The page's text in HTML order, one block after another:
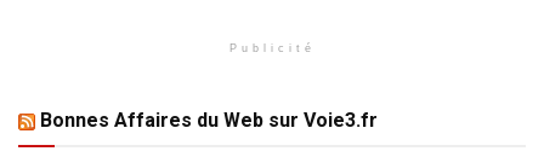
Publicité
Bonnes Affaires du Web sur Voie3.fr